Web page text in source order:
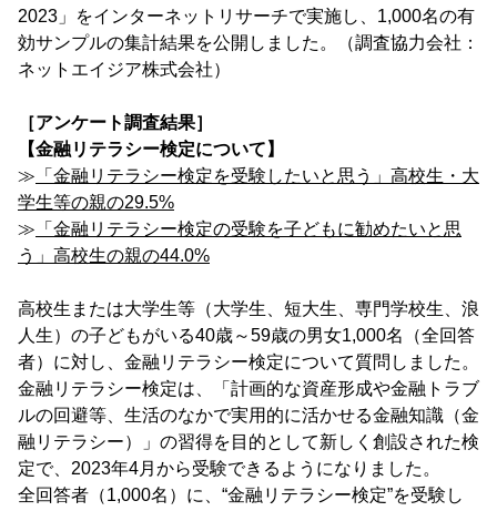
2023」をインターネットリサーチで実施し、1,000名の有
効サンプルの集計結果を公開しました。（調査協力会社：
ネットエイジア株式会社）
［アンケート調査結果］
【金融リテラシー検定について】
≫ 「金融リテラシー検定を受験したいと思う」高校生・大
学生等の親の29.5%
≫ 「金融リテラシー検定の受験を子どもに勧めたいと思
う」高校生の親の44.0%
高校生または大学生等（大学生、短大生、専門学校生、浪
人生）の子どもがいる40歳～59歳の男女1,000名（全回答
者）に対し、金融リテラシー検定について質問しました。
金融リテラシー検定は、「計画的な資産形成や金融トラブ
ルの回避等、生活のなかで実用的に活かせる金融知識（金
融リテラシー）」の習得を目的として新しく創設された検
定で、2023年4月から受験できるようになりました。
全回答者（1,000名）に、“金融リテラシー検定”を受験し